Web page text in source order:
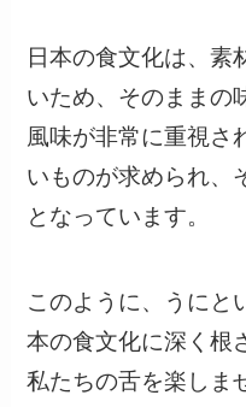
日本の食文化は、素
いため、そのままの
風味が非常に重視さ
いものが求められ、
となっています。
このように、うにと
本の食文化に深く根
私たちの舌を楽しま